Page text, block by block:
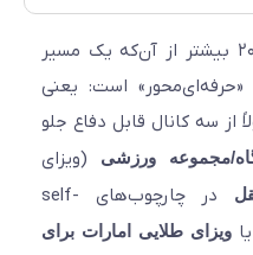
از آن‌که یک مسیر
است: یعنی
قابل دفاع جلو
ورزشی (ویزای
در چارچوب‌های self-
امارات برای